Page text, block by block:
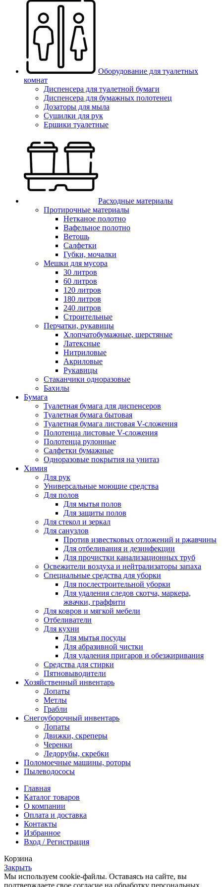
Оборудование для туалетных
комнат
Диспенсера для туалетной бумаги
Диспенсера для бумажных полотенец
Дозаторы для мыла
Сушилки для рук
Ершики туалетные
Расходные материалы
Протирочные материалы
Нетканое полотно
Вафельное полотно
Ветошь
Салфетки
Губки, мочалки
Мешки для мусора
30 литров
60 литров
120 литров
180 литров
240 литров
Строительные
Перчатки, рукавицы
Хлопчатобумажные, шерстяные
Латексные
Нитриловые
Акриловые
Рукавицы
Стаканчики одноразовые
Бахилы
Бумага
Туалетная бумага для диспенсеров
Туалетная бумага бытовая
Туалетная бумага листовая V-сложения
Полотенца листовые V-сложения
Полотенца рулонные
Салфетки бумажные
Одноразовые покрытия на унитаз
Химия
Для рук
Универсальные моющие средства
Для полов
Для мытья полов
Для защиты полов
Для стекол и зеркал
Для санузлов
Против известковых отложений и ржавчины
Для отбеливания и дезинфекции
Для прочистки канализационных труб
Освежители воздуха и нейтрализаторы запаха
Специальные средства для уборки
Для послестроительной уборки
Для удаления следов скотча, маркера,
жвачки, граффити
Для ковров и мягкой мебели
Отбеливатели
Для кухни
Для мытья посуды
Для абразивной чистки
Для удаления пригаров и обезжиривания
Средства для стирки
Пятновыводители
Хозяйственный инвентарь
Лопаты
Метлы
Грабли
Снегоуборочный инвентарь
Лопаты
Движки, скреперы
Черенки
Ледорубы, скребки
Поломоечные машины, роторы
Пылеводососы
Главная
Каталог товаров
О компании
Оплата и доставка
Контакты
Избранное
Вход / Регистрация
Корзина
Закрыть
Мы используем cookie-файлы. Оставаясь на сайте, вы